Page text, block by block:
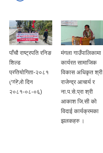
पाँचौ राष्ट्रपति रनिङ
शिल्ड
प्रतियोगिता-२०८१
(पहिलो दिन
२०८१-०८-०६)
मंगला गाउँपालिकामा
कार्यरत सामाजिक
विकास अधिकृत श्री
राजेन्द्र आचार्य र
ना.प.से.प्रा श्री
आकाश जि.सी को
विदाई कार्यक्रमका
झलकहरु ।